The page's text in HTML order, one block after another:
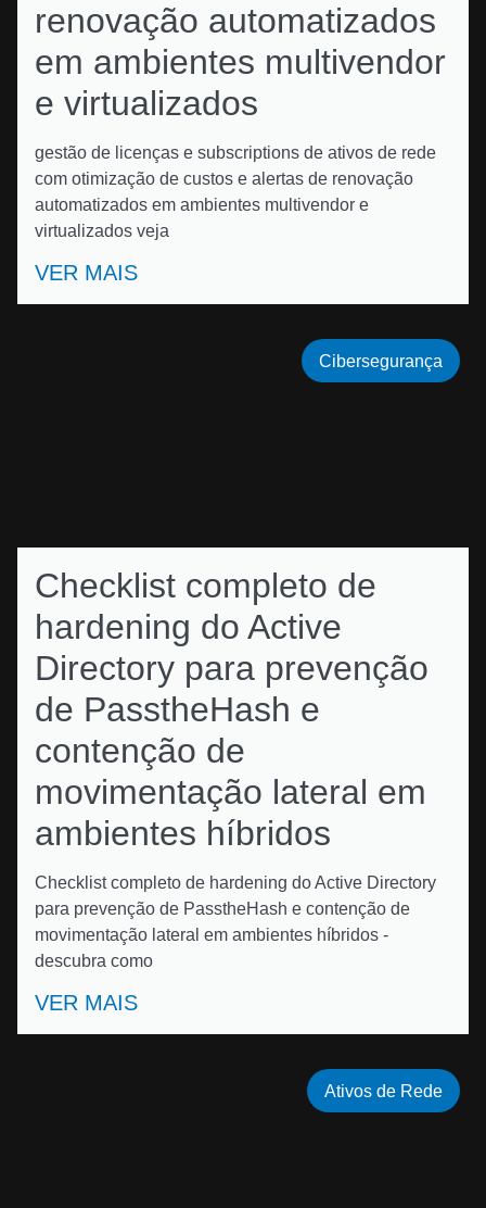
renovação automatizados
em ambientes multivendor
e virtualizados
gestão de licenças e subscriptions de ativos de rede
com otimização de custos e alertas de renovação
automatizados em ambientes multivendor e
virtualizados veja
VER MAIS
Checklist completo de
hardening do Active
Directory para prevenção
de PasstheHash e
contenção de
movimentação lateral em
ambientes híbridos
Checklist completo de hardening do Active Directory
para prevenção de PasstheHash e contenção de
movimentação lateral em ambientes híbridos -
descubra como
VER MAIS
Cibersegurança
Ativos de Rede